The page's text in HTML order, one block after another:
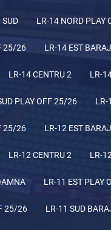
SUD LR-14 NORD PLAY
25/26 LR-14 EST
LR-14 CENTRU 2 LR-
PLAY OFF 25/26 LR-
25/26 LR-12 EST
LR-12 CENTRU 2 LR-
LR-11 EST PLAY
25/26 LR-11 SUD